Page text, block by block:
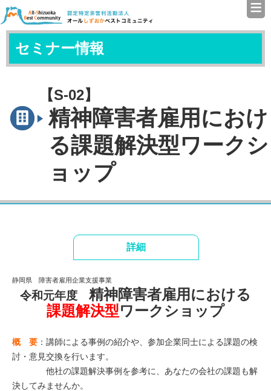
認定特定非営利活動法人（
≡
セミナー情報
【S-02】
精神障害者雇用におけ
る課題解決型ワークシ
ョップ
詳細
静岡県 障害者雇用企業支援事業
令和元年度
精神障害者雇用における
課題解決型ワークショップ
概 要 ：講師による事例の紹介や、参加企業同士による課題の検
討・意見交換を行います。
他社の課題解決事例を参考に、あなたの会社の課題も解
決してみませんか。